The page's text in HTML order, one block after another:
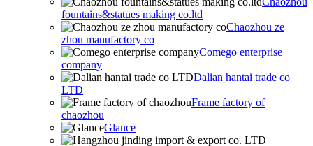
fountains&statues making co.ltd
Chaozhou ze
zhou manufactory co
Comego enterprise
company
Dalian hantai trade co
LTD
Frame factory of
chaozhou
Glance